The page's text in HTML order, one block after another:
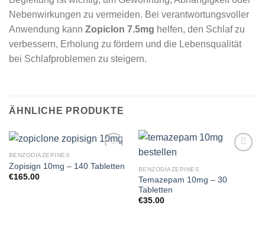
Nebenwirkungen zu vermeiden. Bei verantwortungsvoller
Anwendung kann Zopiclon 7.5mg helfen, den Schlaf zu
verbessern, Erholung zu fördern und die Lebensqualität
bei Schlafproblemen zu steigern.
ÄHNLICHE PRODUKTE
BENZODIAZEPINES
Zopisign 10mg – 140 Tabletten
€165.00
BENZODIAZEPINES
Temazepam 10mg – 30
Tabletten
€35.00